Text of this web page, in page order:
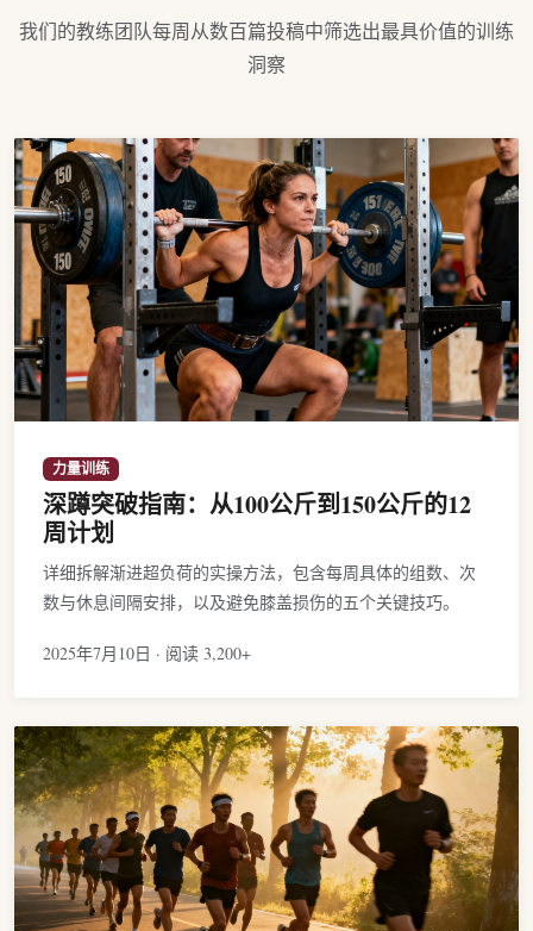
我们的教练团队每周从数百篇投稿中筛选出最具价值的训练
洞察
力量训练
深蹲突破指南：从100公斤到150公斤的12
周计划
详细拆解渐进超负荷的实操方法，包含每周具体的组数、次
数与休息间隔安排，以及避免膝盖损伤的五个关键技巧。
2025年7月10日 · 阅读 3,200+